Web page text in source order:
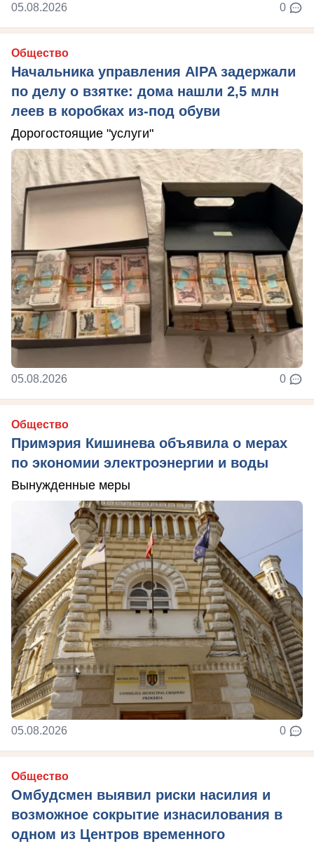
05.08.2026 0
Общество
Начальника управления AIPA задержали
по делу о взятке: дома нашли 2,5 млн
леев в коробках из-под обуви
Дорогостоящие "услуги"
05.08.2026 0
Общество
Примэрия Кишинева объявила о мерах
по экономии электроэнергии и воды
Вынужденные меры
05.08.2026 0
Общество
Омбудсмен выявил риски насилия и
возможное сокрытие изнасилования в
одном из Центров временного